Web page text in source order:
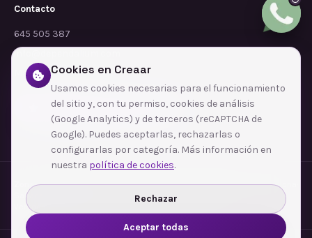
Contacto
645 505 387
info@dependalium.com
Mataró (Barcelona)
Déjanos tu reseña en Google
Zonas de cobertura·Barcelona·L'Hospitalet de Llobregat·Terrassa·Badalona
Sabadell
Santa Coloma de Gramenet
Ver todas las zonas →
Cookies en Creaar
Usamos cookies necesarias para el funcionamiento
del sitio y, con tu permiso, cookies de análisis
(Google Analytics) y de terceros (reCAPTCHA de
Google). Puedes aceptarlas, rechazarlas o
configurarlas por categoría. Más información en
nuestra política de cookies.
Rechazar
Aceptar todas